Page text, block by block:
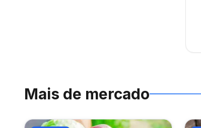
Mais de mercado